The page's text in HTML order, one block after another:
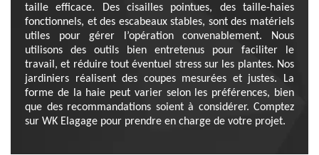
taille efficace. Des cisailles pointues, des taille-haies
fonctionnels, et des escabeaux stables, sont des matériels
utiles pour gérer l’opération convenablement. Nous
utilisons des outils bien entretenus pour faciliter le
travail, et réduire tout éventuel stress sur les plantes. Nos
jardiniers réalisent des coupes mesurées et justes. La
forme de la haie peut varier selon les préférences, bien
que des recommandations soient à considérer. Comptez
sur WK Elagage pour prendre en charge de votre projet.